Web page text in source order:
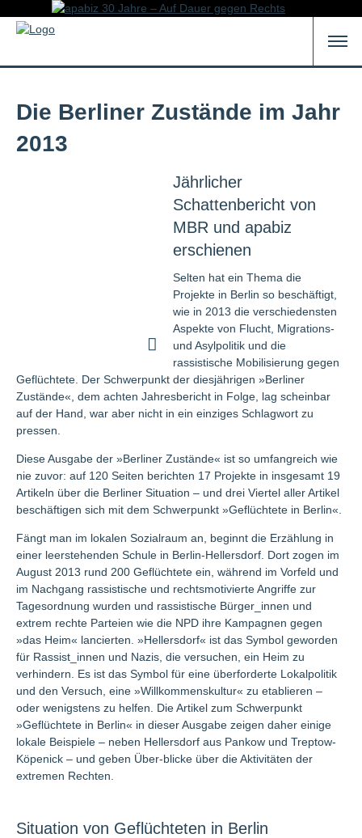
Die Berliner Zustände im Jahr
2013
Jährlicher
Schattenbericht von
MBR und apabiz
erschienen
Selten hat ein Thema die
Projekte in Berlin so beschäftigt,
wie in 2013 die verschiedensten
Aspekte von Flucht, Migrations-
und Asylpolitik und die
rassistische Mobilisierung gegen
Geflüchtete. Der Schwerpunkt der diesjährigen »Berliner
Zustände«, dem achten Jahresbericht in Folge, lag scheinbar
auf der Hand, war aber nicht in ein einziges Schlagwort zu
pressen.
Diese Ausgabe der »Berliner Zustände« ist so umfangreich wie
nie zuvor: auf 120 Seiten berichten 17 Projekte in insgesamt 19
Artikeln über die Berliner Situation – und drei Viertel aller Artikel
beschäftigen sich mit dem Schwerpunkt »Geflüchtete in Berlin«.
Fängt man im lokalen Sozialraum an, beginnt die Erzählung in
einer leerstehenden Schule in Berlin-Hellersdorf. Dort zogen im
August 2013 rund 200 Geflüchtete ein, während im Vorfeld und
im Nachgang rassistische und rechtsmotivierte Angriffe zur
Tagesordnung wurden und rassistische Bürger_innen und
extrem rechte Parteien wie die NPD ihre Kampagnen gegen
»das Heim« lancierten. »Hellersdorf« ist das Symbol geworden
für Rassist_innen und Nazis, die versuchen, ein Heim zu
verhindern. Es ist das Symbol für eine überforderte Lokalpolitik
und den Versuch, eine »Willkommenskultur« zu etablieren –
oder wenigstens zu helfen. Die Artikel zum Schwerpunkt
»Geflüchtete in Berlin« in dieser Ausgabe zeigen daher einige
lokale Beispiele – neben Hellersdorf aus Pankow und Treptow-
Köpenick – und geben Über-blicke über die Aktivitäten der
extremen Rechten.
Situation von Geflüchteten in Berlin